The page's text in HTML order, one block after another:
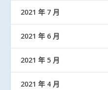
2021 年 7 月
2021 年 6 月
2021 年 5 月
2021 年 4 月